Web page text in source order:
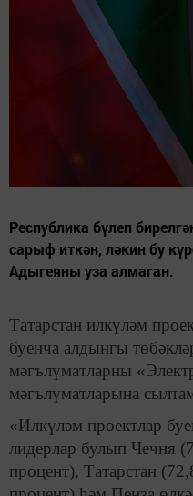
Республика бүлеп
сарыф иткән, ләкин бу
Адыгеяны уза алмаган.
Татарстан илкүләм
буенча алдынгы
мәгълүматларны
мәгълүматларына
«Илкүләм проектлар
лидерлар булып Чечня
процент), Татарстан